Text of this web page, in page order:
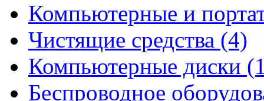
Компьютерные и
Чистящие средства (4)
Компьютерные диски
Беспроводное